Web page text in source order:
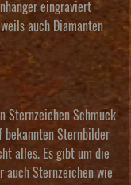
eingraviert
auch Diamanten
Sternzeichen Schmuck
bekannten Sternbilder
alles. Es gibt um die
auch Sternzeichen wie